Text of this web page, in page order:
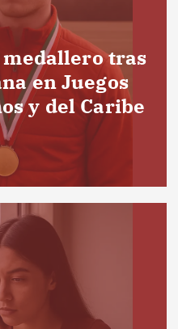
tras
en Juegos
y del Caribe